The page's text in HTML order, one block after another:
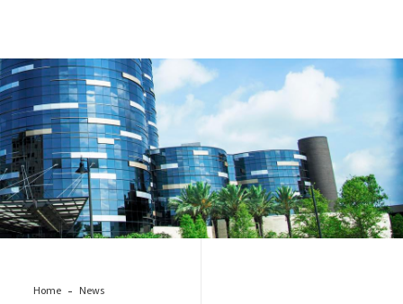
edificio-sostenibilita
Home News